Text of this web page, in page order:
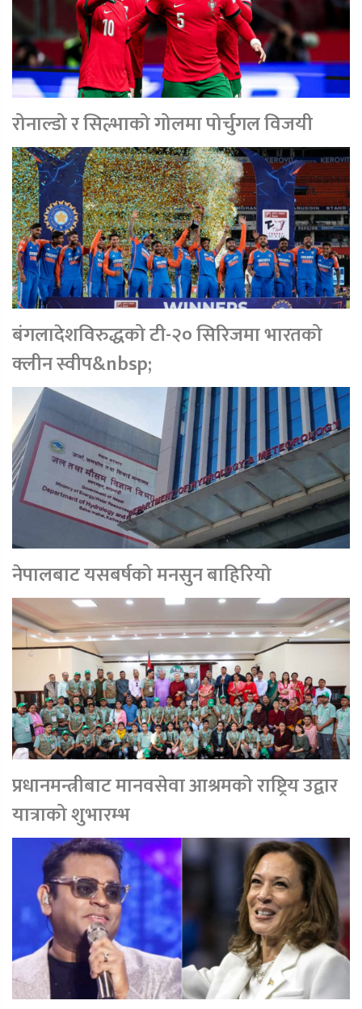
रोनाल्डो र सिल्भाको गोलमा पोर्चुगल विजयी
बंगलादेशविरुद्धको टी-२० सिरिजमा भारतको
क्लीन स्वीप&nbsp;
नेपालबाट यसबर्षको मनसुन बाहिरियो
प्रधानमन्त्रीबाट मानवसेवा आश्रमको राष्ट्रिय उद्वार
यात्राको शुभारम्भ